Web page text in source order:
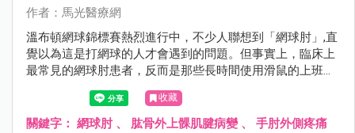
作者：馬光醫療網
溫布頓網球錦標賽熱烈進行中，不少人聯想到「網球肘」,直
覺以為這是打網球的人才會遇到的問題。但事實上，臨床上
最常見的網球肘患者，反而是那些長時間使用滑鼠的上班
族、廚師、木工、美髮師,甚至是每天擰毛巾、提重物的家庭
收藏
關鍵字： 網球肘、 肱骨外上髁肌腱病變、 手肘外側疼痛